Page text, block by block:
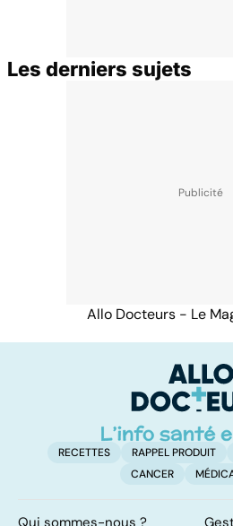
Les derniers sujets
Allo Docteurs - Le
RECETTES RAPPEL PRODUIT
CANCER
Qui sommes-nous ?